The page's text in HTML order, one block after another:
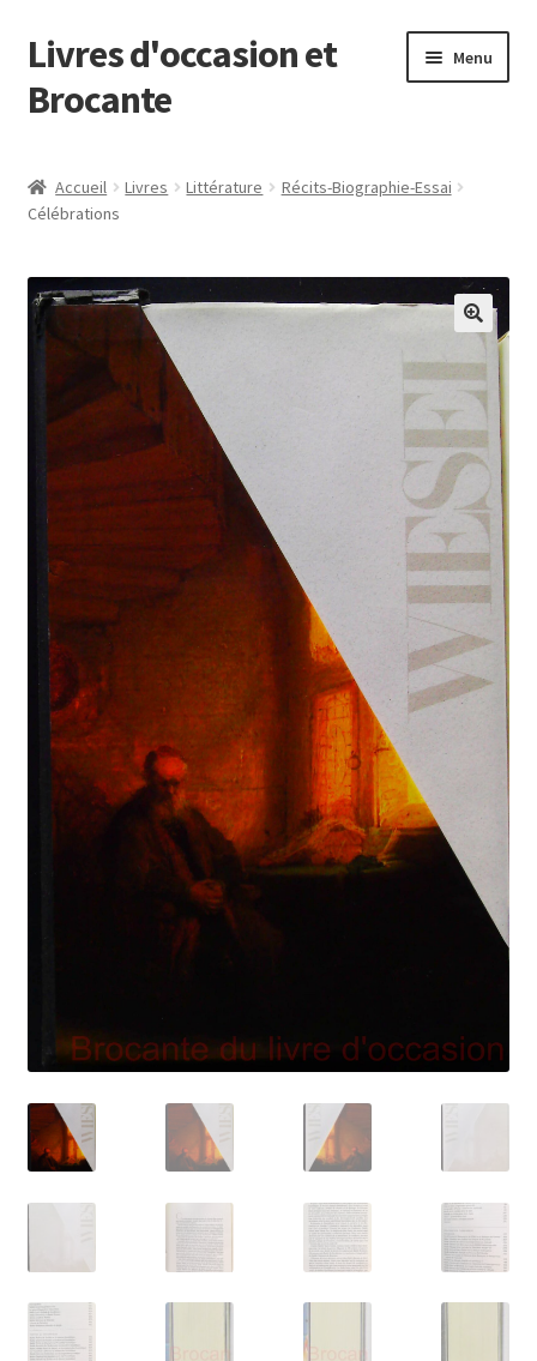
Aller
à
la
Aller
au
contenu
Livres d'occasion et
Brocante
Menu
Accueil Livres Littérature
Récits-Biographie-Essai
Célébrations